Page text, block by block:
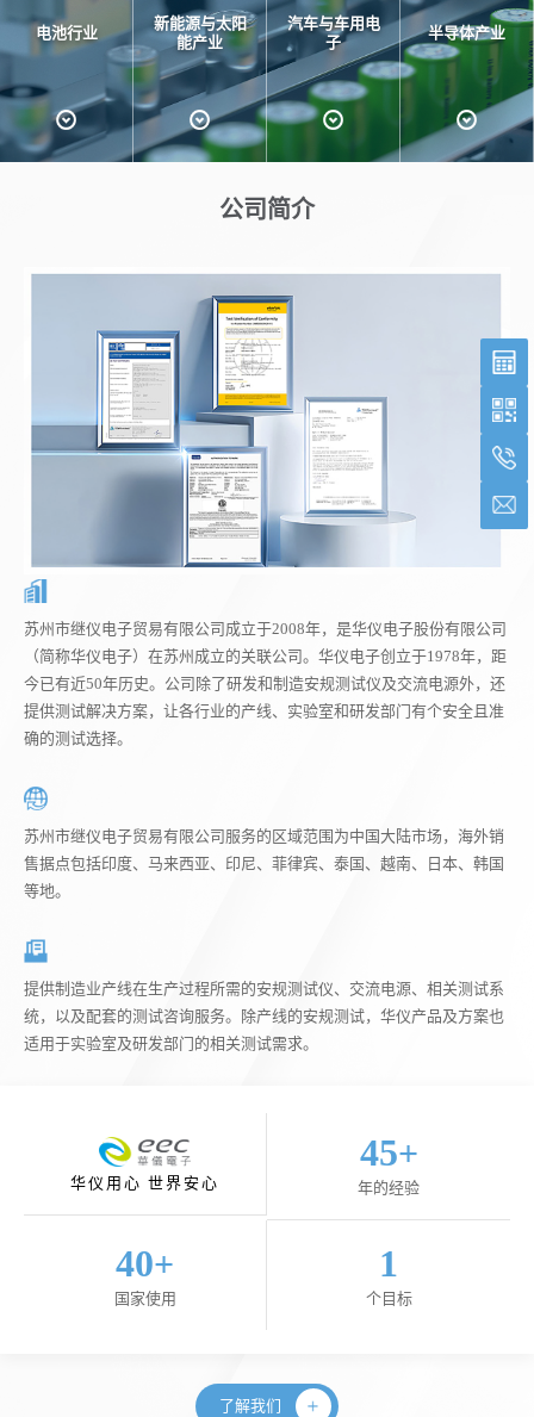
电池行业
新能源与太阳
能产业
汽车与车用电
子
半导体产业
公司简介
苏州市继仪电子贸易有限公司成立于2008年，是华仪电子股份有限公司
（简称华仪电子）在苏州成立的关联公司。华仪电子创立于1978年，距
今已有近50年历史。公司除了研发和制造安规测试仪及交流电源外，还
提供测试解决方案，让各行业的产线、实验室和研发部门有个安全且准
确的测试选择。
苏州市继仪电子贸易有限公司服务的区域范围为中国大陆市场，海外销
售据点包括印度、马来西亚、印尼、菲律宾、泰国、越南、日本、韩国
等地。
提供制造业产线在生产过程所需的安规测试仪、交流电源、相关测试系
统，以及配套的测试咨询服务。除产线的安规测试，华仪产品及方案也
适用于实验室及研发部门的相关测试需求。
华仪用心 世界安心
45+
年的经验
40+
国家使用
1
个目标
了解我们